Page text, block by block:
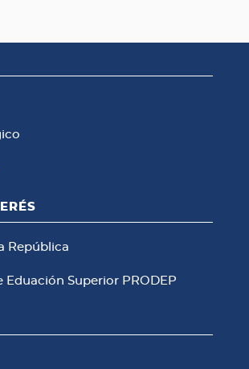
República
Eduación Superior PRODEP